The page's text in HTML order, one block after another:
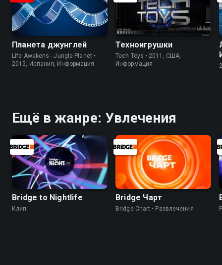
Планета джунглей
Life Awakens - Jungle Planet •
2015, Испания, Информация
Техноигрушки
Tech Toys • 2011, США,
Информация
Ещё в жанре: Увлечения
Bridge to Nightlife
Клип
Bridge Чарт
Bridge Chart • Развлечения